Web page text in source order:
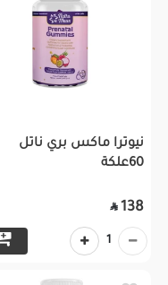
نيوترا ماكس بري ناتل
60علكة
138

1